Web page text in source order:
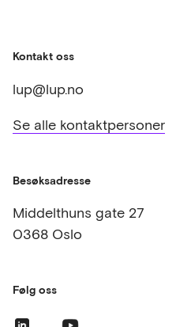
Kontakt oss
lup@lup.no
Se alle kontaktpersoner
Besøksadresse
Middelthuns gate 27
0368 Oslo
Følg oss